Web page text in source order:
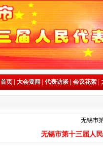
首页 大会要闻 代表访谈 会议花絮
无锡市
无锡市第十三届人